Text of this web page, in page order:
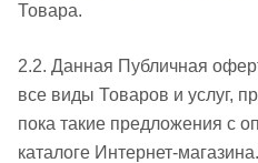
Товара.
2.2. Данная Публичная
все виды Товаров и услуг,
пока такие предложения с
каталоге Интернет-магазина.